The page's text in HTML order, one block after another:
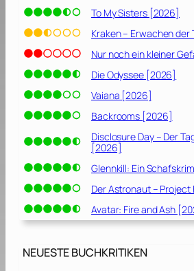
To My Sisters [2026]
Kraken – Erwachen
Nur noch ein kleiner
Die Odyssee [2026]
Vaiana [2026]
Backrooms [2026]
Disclosure Day – Der
[2026]
Glennkill: Ein
Der Astronaut –
Avatar: Fire and Ash
NEUESTE BUCHKRITIKEN